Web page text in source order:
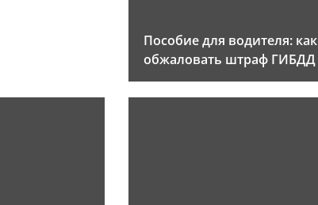
Пособие для водителя: как
обжаловать штраф ГИБДД